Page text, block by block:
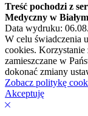
Treść pochodzi z
Medyczny w
Data wydruku:
W celu świadczenia
cookies. Korzystanie
zamieszczane w
dokonać zmiany
Zobacz politykę
Akceptuję